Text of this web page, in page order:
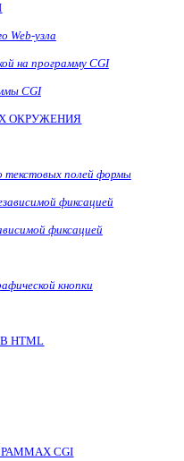
Web-узла
на программуCGI
CGI
ОКРУЖЕНИЯ
текстовых полей формы
фиксацией
фиксацией
кнопки
HTML
CGI